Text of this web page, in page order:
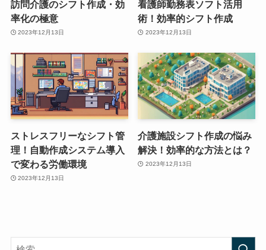
訪問介護のシフト作成・効
率化の極意
2023年12月13日
看護師勤務表ソフト活用
術！効率的シフト作成
2023年12月13日
ストレスフリーなシフト管
理！自動作成システム導入
で変わる労働環境
2023年12月13日
介護施設シフト作成の悩み
解決！効率的な方法とは？
2023年12月13日